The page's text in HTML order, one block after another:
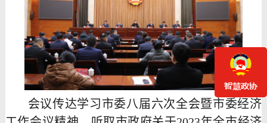
会议传达学习市委八届六次全会暨市委经济